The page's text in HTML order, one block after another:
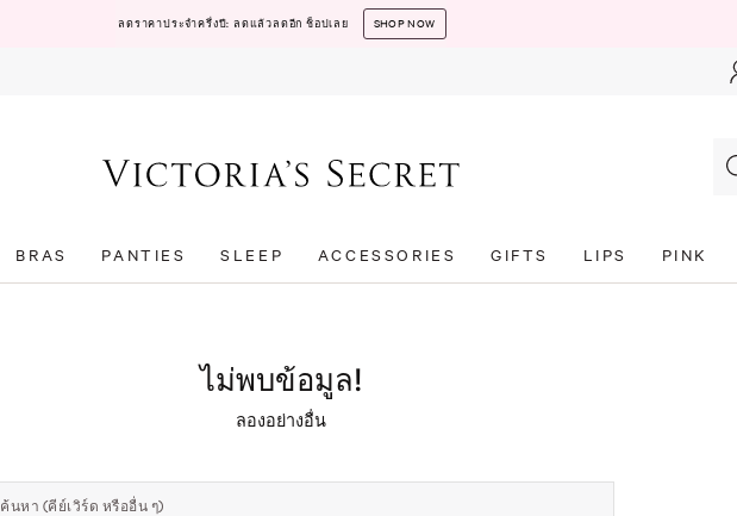
ลดราคาประจำครึ่งปี: ลดแล้วลดอีก ช็อปเลย SHOP NOW
BRAS PANTIES SLEEP ACCESSORIES GIFTS LIPS PINK
ไม่พบข้อมูล!
ลองอย่างอื่น
ค้นหา (คีย์เวิร์ด หรืออื่น ๆ)